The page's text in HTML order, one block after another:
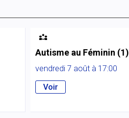

Autisme au Féminin (1)
vendredi 7 août à 17:00
Voir